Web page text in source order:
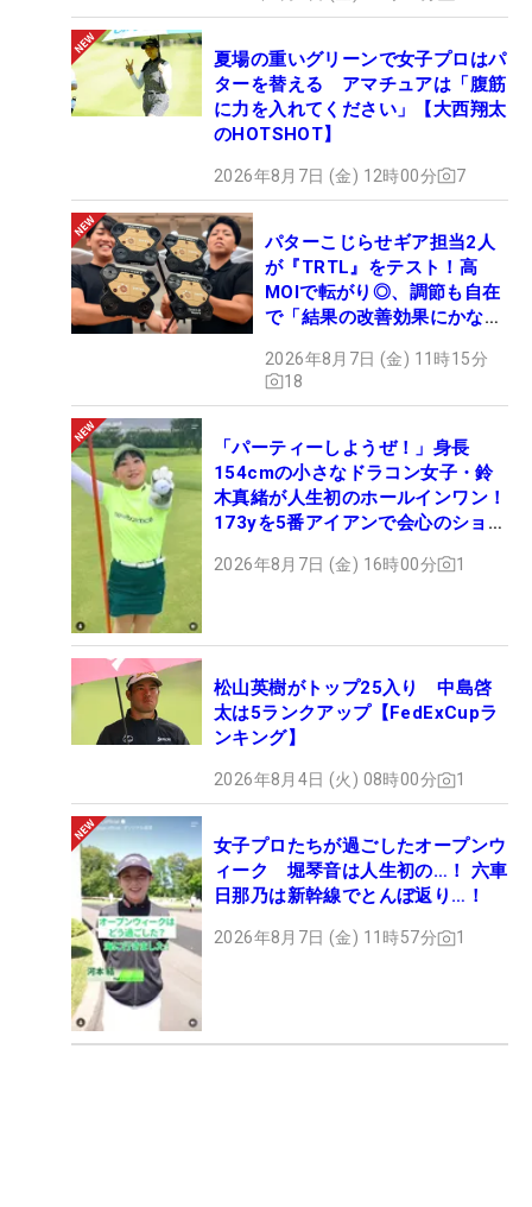
夏場の重いグリーンで女子プロはパ
ターを替える アマチュアは「腹筋
に力を入れてください」【大西翔太
のHOTSHOT】
2026年8月7日 (金) 12時00分 7
パターこじらせギア担当2人
が『TRTL』をテスト！高
MOIで転がり◎、調節も自在
で「結果の改善効果にかなり
2026年8月7日 (金) 11時15分
18
「パーティーしようぜ！」身長
154cmの小さなドラコン女子・鈴
木真緒が人生初のホールインワン！
173yを5番アイアンで会心のショッ
2026年8月7日 (金) 16時00分 1
松山英樹がトップ25入り 中島啓
太は5ランクアップ【FedExCupラ
ンキング】
2026年8月4日 (火) 08時00分 1
女子プロたちが過ごしたオープンウ
ィーク 堀琴音は人生初の…！ 六車
日那乃は新幹線でとんぼ返り…！
2026年8月7日 (金) 11時57分 1